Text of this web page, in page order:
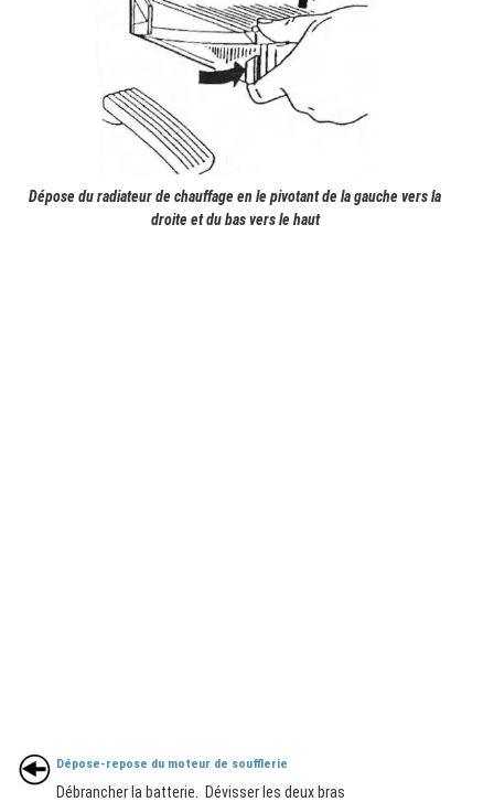
Dépose du radiateur de chauffage en le pivotant de la gauche vers la
droite et du bas vers le haut
Dépose-repose du moteur de soufflerie
Débrancher la batterie. Dévisser les deux bras